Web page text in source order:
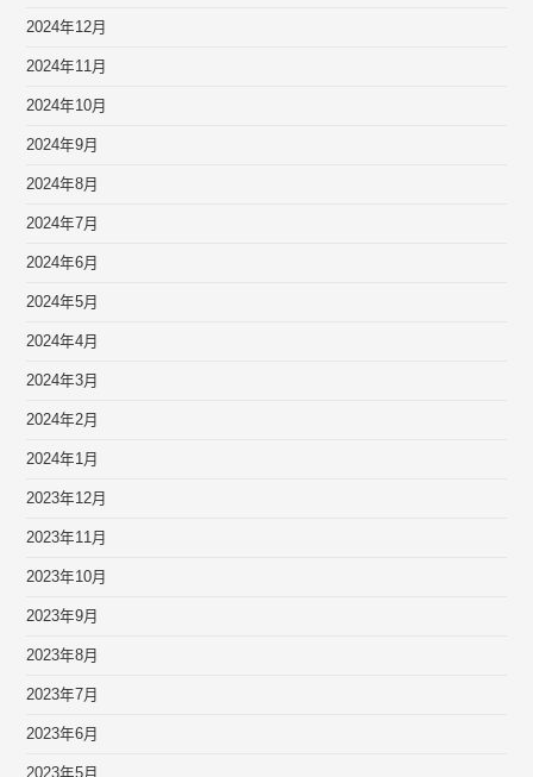
2024年12月
2024年11月
2024年10月
2024年9月
2024年8月
2024年7月
2024年6月
2024年5月
2024年4月
2024年3月
2024年2月
2024年1月
2023年12月
2023年11月
2023年10月
2023年9月
2023年8月
2023年7月
2023年6月
2023年5月